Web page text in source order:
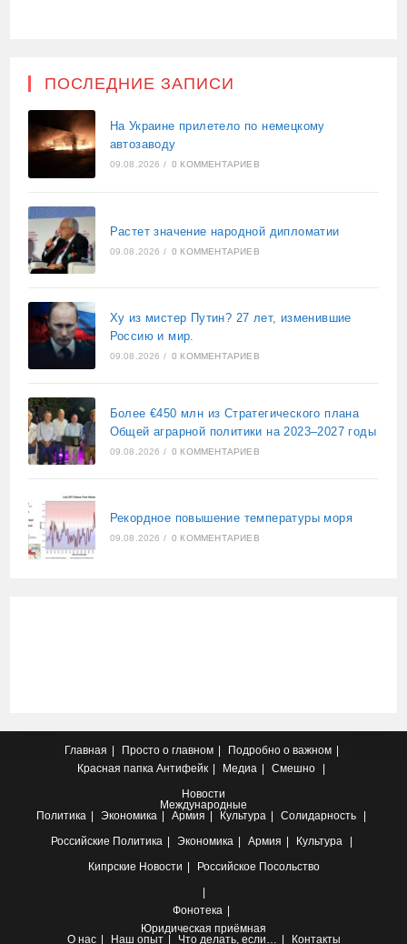
ПОСЛЕДНИЕ ЗАПИСИ
На Украине прилетело по немецкому
автозаводу
09.08.2026 / 0 КОММЕНТАРИЕВ
Растет значение народной дипломатии
09.08.2026 / 0 КОММЕНТАРИЕВ
Ху из мистер Путин? 27 лет, изменившие
Россию и мир.
09.08.2026 / 0 КОММЕНТАРИЕВ
Более €450 млн из Стратегического плана
Общей аграрной политики на 2023–2027 годы
09.08.2026 / 0 КОММЕНТАРИЕВ
Рекордное повышение температуры моря
09.08.2026 / 0 КОММЕНТАРИЕВ
Главная Просто о главном
Подробно о важном
Красная папка Антифейк Медиа
Смешно
Новости
Международные
Политика
Экономика Армия Культура
Солидарность
Российские Политика Экономика Армия
Культура
Кипрские Новости Российское Посольство
Фонотека
Юридическая приёмная
О нас
Наш опыт Что делать, если… Контакты